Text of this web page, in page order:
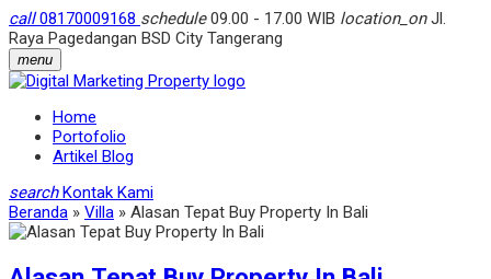
call08170009168 schedule09.00 - 17.00 WIB location_onJl.
Raya Pagedangan BSD City Tangerang
menu
Home
Portofolio
Artikel Blog
search Kontak Kami
Beranda » Villa » Alasan Tepat Buy Property In Bali